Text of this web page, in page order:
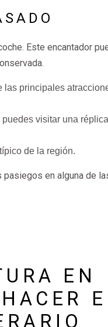
Este encantador
las principales
visitar una
de la región.
en alguna de
EN